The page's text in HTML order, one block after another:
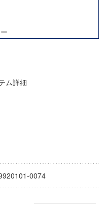
テュート
書
グラム「超成熟社会発展のサ
ム詳細
0074